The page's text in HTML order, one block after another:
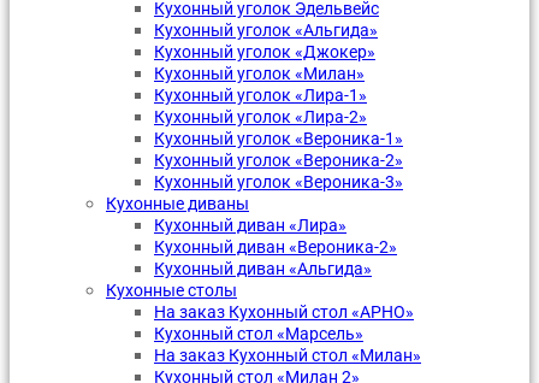
Кухонный уголок Эдельвейс
Кухонный уголок «Альгида»
Кухонный уголок «Джокер»
Кухонный уголок «Милан»
Кухонный уголок «Лира-1»
Кухонный уголок «Лира-2»
Кухонный уголок «Вероника-1»
Кухонный уголок «Вероника-2»
Кухонный уголок «Вероника-3»
Кухонные диваны
Кухонный диван «Лира»
Кухонный диван «Вероника-2»
Кухонный диван «Альгида»
Кухонные столы
На заказ Кухонный стол «АРНО»
Кухонный стол «Марсель»
На заказ Кухонный стол «Милан»
Кухонный стол «Милан 2»